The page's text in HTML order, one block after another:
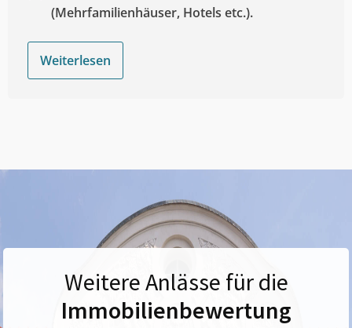
(Mehrfamilienhäuser, Hotels etc.).
Weiterlesen
Weitere Anlässe für die
Immobilienbewertung